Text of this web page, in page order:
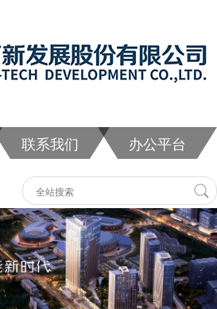
联系我们 办公平台